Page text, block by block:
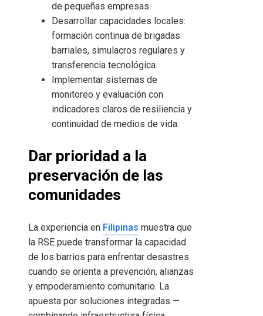
de pequeñas empresas.
Desarrollar capacidades locales:
formación continua de brigadas
barriales, simulacros regulares y
transferencia tecnológica.
Implementar sistemas de
monitoreo y evaluación con
indicadores claros de resiliencia y
continuidad de medios de vida.
Dar prioridad a la
preservación de las
comunidades
La experiencia en Filipinas muestra que
la RSE puede transformar la capacidad
de los barrios para enfrentar desastres
cuando se orienta a prevención, alianzas
y empoderamiento comunitario. La
apuesta por soluciones integradas —